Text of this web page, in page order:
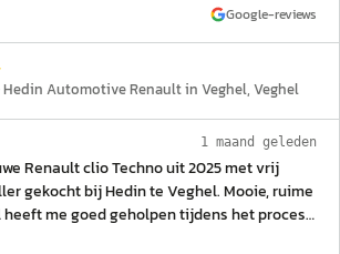
Google-reviews
Hedin Automotive Renault in Veghel, Veghel
1 maand geleden
Renault clio Techno uit 2025 met vrij
gekocht bij Hedin te Veghel. Mooie, ruime
me goed geholpen tijdens het proces,
hoe de auto-opties werkt bij